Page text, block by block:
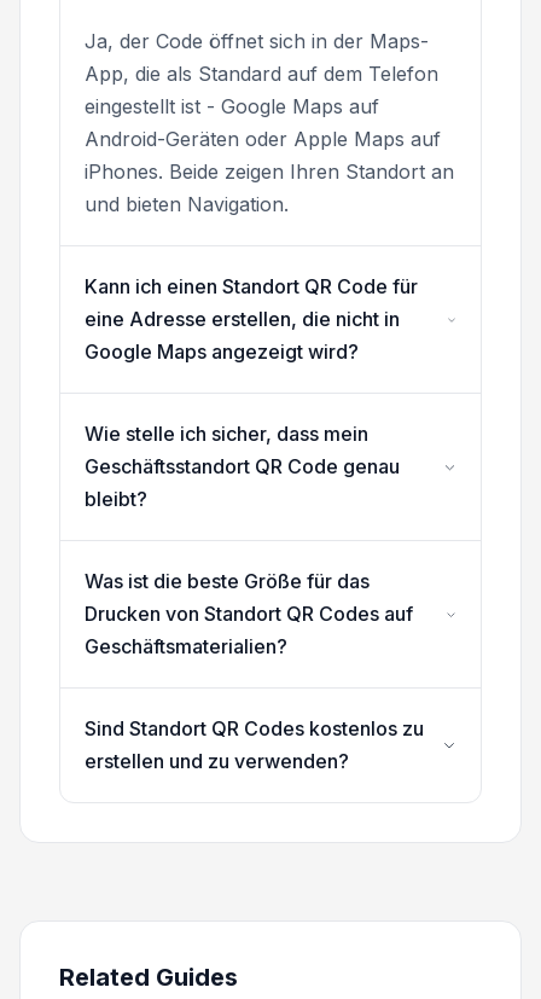
Ja, der Code öffnet sich in der Maps-
App, die als Standard auf dem Telefon
eingestellt ist - Google Maps auf
Android-Geräten oder Apple Maps auf
iPhones. Beide zeigen Ihren Standort an
und bieten Navigation.
Kann ich einen Standort QR Code für
eine Adresse erstellen, die nicht in
Google Maps angezeigt wird?
Wie stelle ich sicher, dass mein
Geschäftsstandort QR Code genau
bleibt?
Was ist die beste Größe für das
Drucken von Standort QR Codes auf
Geschäftsmaterialien?
Sind Standort QR Codes kostenlos zu
erstellen und zu verwenden?
Related Guides